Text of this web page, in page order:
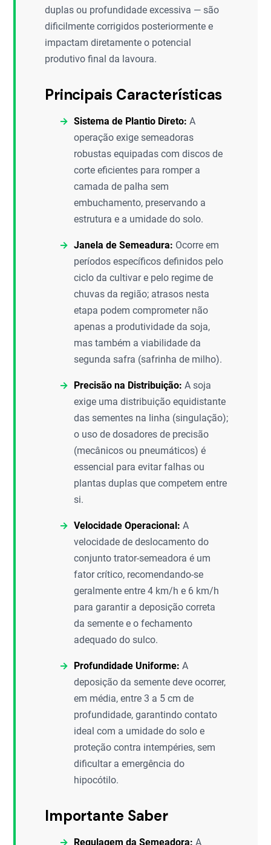
duplas ou profundidade excessiva — são
dificilmente corrigidos posteriormente e
impactam diretamente o potencial
produtivo final da lavoura.
Principais Características
Sistema de Plantio Direto: A
operação exige semeadoras
robustas equipadas com discos de
corte eficientes para romper a
camada de palha sem
embuchamento, preservando a
estrutura e a umidade do solo.
Janela de Semeadura: Ocorre em
períodos específicos definidos pelo
ciclo da cultivar e pelo regime de
chuvas da região; atrasos nesta
etapa podem comprometer não
apenas a produtividade da soja,
mas também a viabilidade da
segunda safra (safrinha de milho).
Precisão na Distribuição: A soja
exige uma distribuição equidistante
das sementes na linha (singulação);
o uso de dosadores de precisão
(mecânicos ou pneumáticos) é
essencial para evitar falhas ou
plantas duplas que competem entre
si.
Velocidade Operacional: A
velocidade de deslocamento do
conjunto trator-semeadora é um
fator crítico, recomendando-se
geralmente entre 4 km/h e 6 km/h
para garantir a deposição correta
da semente e o fechamento
adequado do sulco.
Profundidade Uniforme: A
deposição da semente deve ocorrer,
em média, entre 3 a 5 cm de
profundidade, garantindo contato
ideal com a umidade do solo e
proteção contra intempéries, sem
dificultar a emergência do
hipocótilo.
Importante Saber
Regulagem da Semeadora: A